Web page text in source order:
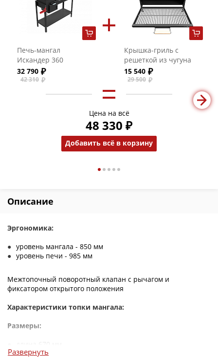
Печь-мангал
Искандер 360
Стандарт
32 790
42 310
Крышка-гриль с
решеткой из чугуна
для мангалов
Искандер 360
15 540
29 500
Цена на всё
48 330 ₽
Добавить всё в корзину
Описание
Эргономика:
уровень мангала - 850 мм
уровень печи - 985 мм
Межтопочный поворотный клапан с рычагом и
фиксатором открытого положения
Характеристики топки мангала:
Размеры:
длина 670 мм
ширина 330 мм
Развернуть